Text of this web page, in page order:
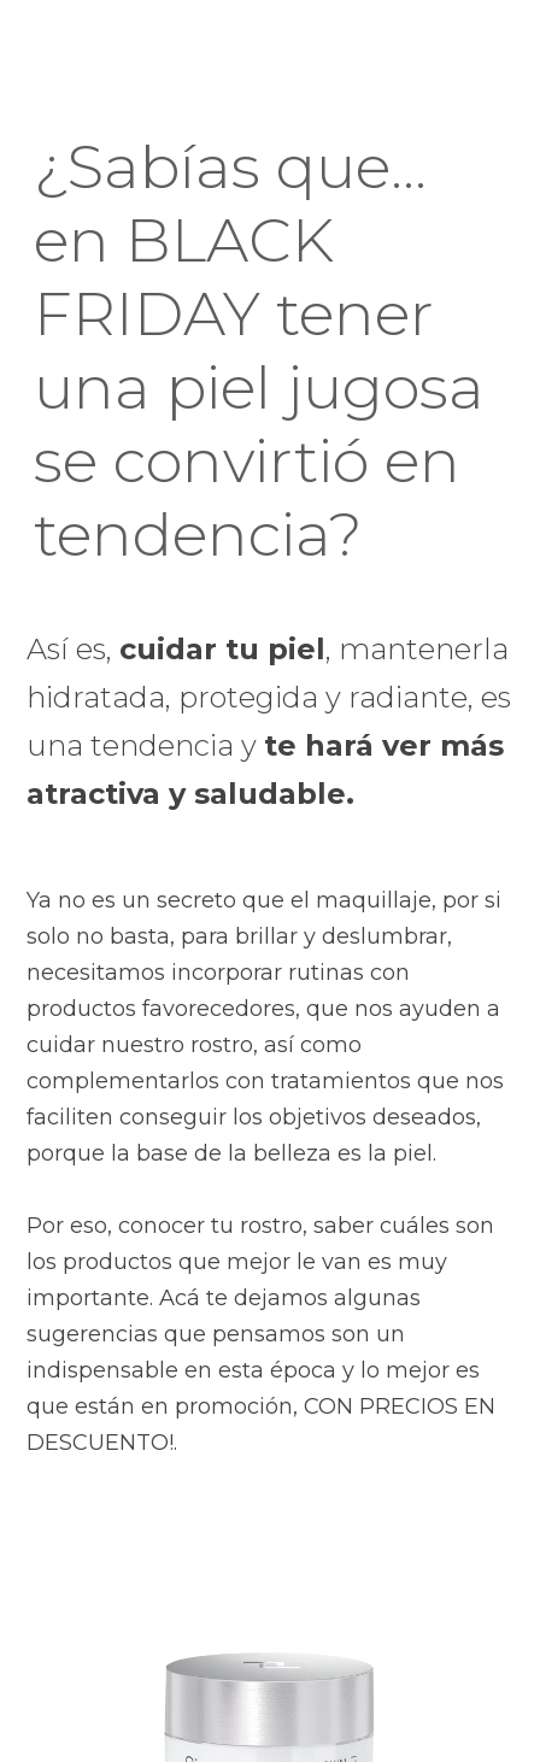
¿Sabías que...
en BLACK
FRIDAY tener
una piel jugosa
se convirtió en
tendencia?
Así es, cuidar tu piel, mantenerla
hidratada, protegida y radiante, es
una tendencia y te hará ver más
atractiva y saludable.
Ya no es un secreto que el maquillaje, por si
solo no basta, para brillar y deslumbrar,
necesitamos incorporar rutinas con
productos favorecedores, que nos ayuden a
cuidar nuestro rostro, así como
complementarlos con tratamientos que nos
faciliten conseguir los objetivos deseados,
porque la base de la belleza es la piel.
Por eso, conocer tu rostro, saber cuáles son
los productos que mejor le van es muy
importante.Acá te dejamos algunas
sugerencias que pensamos son un
indispensable en esta época y lo mejor es
que están en promoción, CON PRECIOS EN
DESCUENTO!.